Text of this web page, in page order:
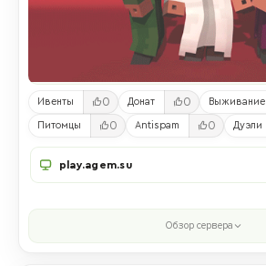
Ивенты 0 Донат 0 Выживание
Питомцы 0 Antispam 0 Дуэли
play.agem.su
Обзор сервера